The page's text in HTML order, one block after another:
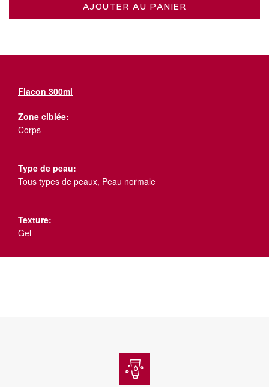
AJOUTER AU PANIER
Flacon 300ml
Zone ciblée:
Corps
Type de peau:
Tous types de peaux, Peau normale
Texture:
Gel